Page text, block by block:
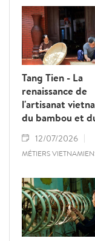
province de
rattachée à
raconte une
l’empreinte
constituent
expriment
aspirations
temps.
Tang Tien - La
renaissance de
l'artisanat
du bambou et
12/07/2026
MÉTIERS